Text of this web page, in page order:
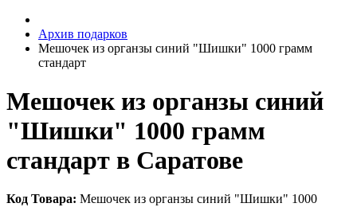
Архив подарков
Мешочек из органзы синий "Шишки" 1000 грамм
стандарт
Мешочек из органзы синий
"Шишки" 1000 грамм
стандарт в Саратове
Код Товара: Мешочек из органзы синий "Шишки" 1000